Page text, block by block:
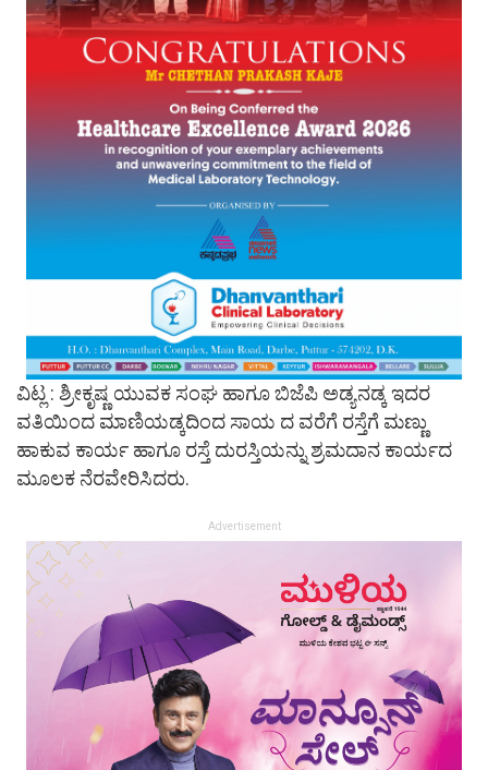
ವಿಟ್ಲ : ಶ್ರೀಕೃಷ್ಣ ಯುವಕ ಸಂಘ ಹಾಗೂ ಬಿಜೆಪಿ ಅಡ್ಯನಡ್ಕ ಇದರ
ವತಿಯಿಂದ ಮಾಣಿಯಡ್ಕದಿಂದ ಸಾಯ ದ ವರೆಗೆ ರಸ್ತೆಗೆ ಮಣ್ಣು
ಹಾಕುವ ಕಾರ್ಯ ಹಾಗೂ ರಸ್ತೆ ದುರಸ್ತಿಯನ್ನು ಶ್ರಮದಾನ ಕಾರ್ಯದ
ಮೂಲಕ ನೆರವೇರಿಸಿದರು.
Advertisement